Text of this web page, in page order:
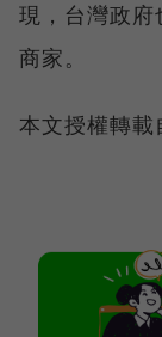
現，台灣政
商家。
本文授權轉載